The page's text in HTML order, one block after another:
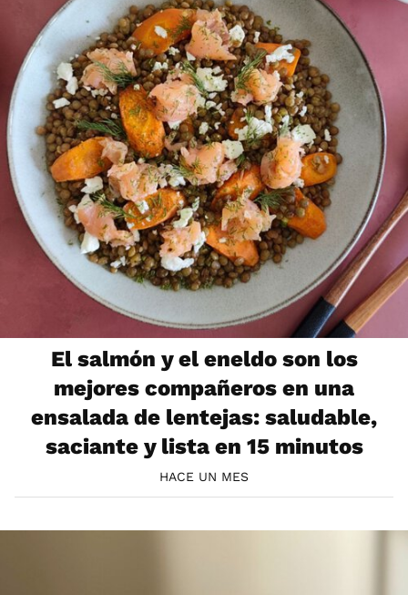
El salmón y el eneldo son los
mejores compañeros en una
ensalada de lentejas: saludable,
saciante y lista en 15 minutos
HACE UN MES